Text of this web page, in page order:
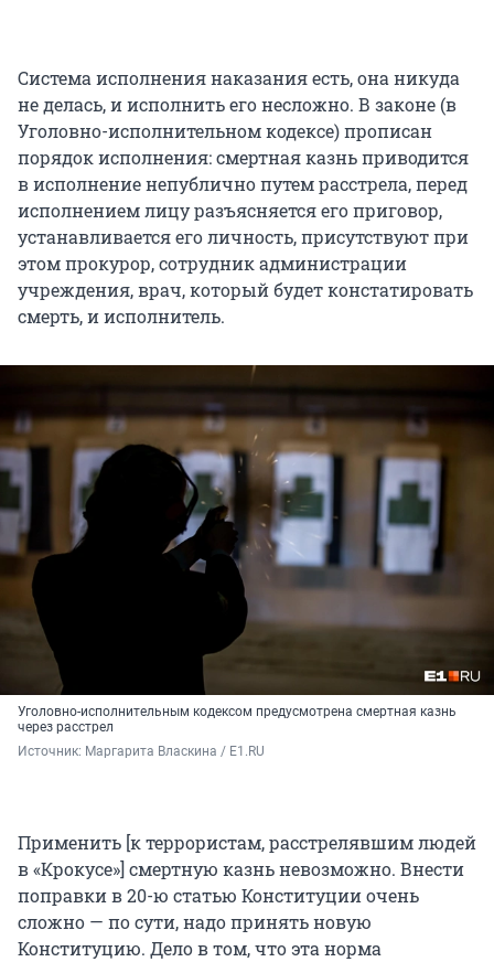
Система исполнения наказания есть, она никуда
не делась, и исполнить его несложно. В законе (в
Уголовно-исполнительном кодексе) прописан
порядок исполнения: смертная казнь приводится
в исполнение непублично путем расстрела, перед
исполнением лицу разъясняется его приговор,
устанавливается его личность, присутствуют при
этом прокурор, сотрудник администрации
учреждения, врач, который будет констатировать
смерть, и исполнитель.
Уголовно-исполнительным кодексом предусмотрена смертная казнь
через расстрел
Источник: Маргарита Власкина / E1.RU
Применить [к террористам, расстрелявшим людей
в «Крокусе»] смертную казнь невозможно. Внести
поправки в 20-ю статью Конституции очень
сложно — по сути, надо принять новую
Конституцию. Дело в том, что эта норма